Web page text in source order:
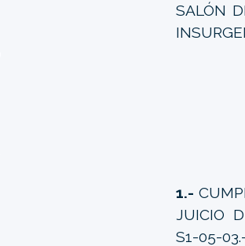
SALÓN
1.-
JUICIO
S1-05-